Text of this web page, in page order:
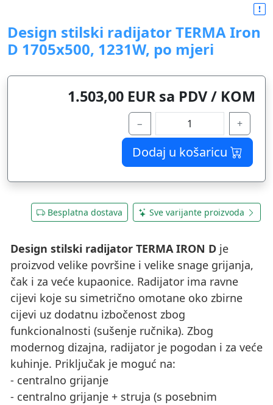
Design stilski radijator TERMA Iron
D 1705x500, 1231W, po mjeri
1.503,00 EUR sa PDV / KOM
− +
Dodaj u košaricu
Besplatna dostava Sve varijante proizvoda
Design stilski radijator TERMA IRON D je
proizvod velike površine i velike snage grijanja,
čak i za veće kupaonice. Radijator ima ravne
cijevi koje su simetrično omotane oko zbirne
cijevi uz dodatnu izbočenost zbog
funkcionalnosti (sušenje ručnika). Zbog
modernog dizajna, radijator je pogodan i za veće
kuhinje. Priključak je moguć na:
- centralno grijanje
- centralno grijanje + struja (s posebnim